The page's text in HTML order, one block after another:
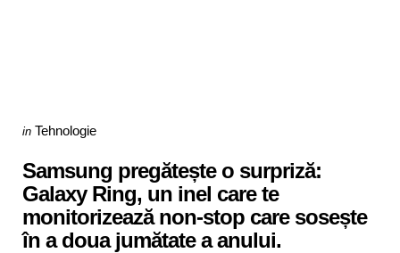
Categories
Posted
in Tehnologie
Samsung pregătește o surpriză:
Galaxy Ring, un inel care te
monitorizează non-stop care sosește
în a doua jumătate a anului.